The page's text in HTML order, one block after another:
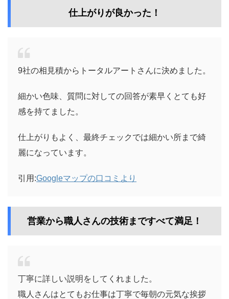
仕上がりが良かった！
9社の相見積からトータルアートさんに決めました。
細かい色味、質問に対しての回答が素早くとても好
感を持てました。
仕上がりもよく、最終チェックでは細かい所まで綺
麗になっています。
引用:Googleマップの口コミより
営業から職人さんの技術まですべて満足！
丁寧に詳しい説明をしてくれました。
職人さんはとてもお仕事は丁寧で毎朝の元気な挨拶